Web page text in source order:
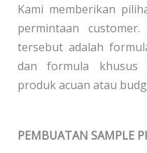
Kami memberikan
permintaan
tersebut adalah
dan formula khusus
produk acuan atau
PEMBUATAN SAMPLE